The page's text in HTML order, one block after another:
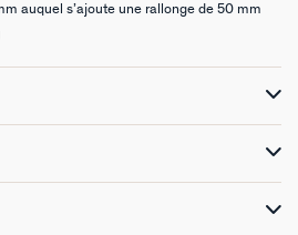
auquel s’ajoute une rallonge de 50 mm